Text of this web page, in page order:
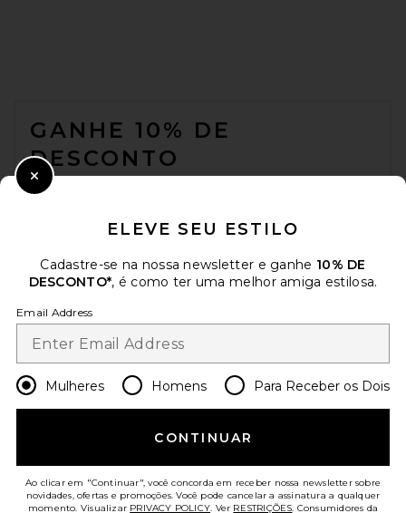
GANHE 10% DE
DESCONTO
Quando você se inscreve em nossa newsletter enviando seu e-mail.
Sign Up
Change Country Regions
AJUDE-NOS A MELHORAR!
ELEVE SEU ESTILO
Cadastre-se na nossa newsletter e ganhe 10% DE
DESCONTO*, é como ter uma melhor amiga estilosa.
Email Address
Mulheres Homens Para Receber os Dois
CONTINUAR
Ao clicar em "Continuar", você concorda em receber nossa newsletter sobre
novidades, ofertas e promoções. Você pode cancelar a assinatura a qualquer
momento. Visualizar PRIVACY POLICY. Ver RESTRIÇÕES. Consumidores da
Close Modal